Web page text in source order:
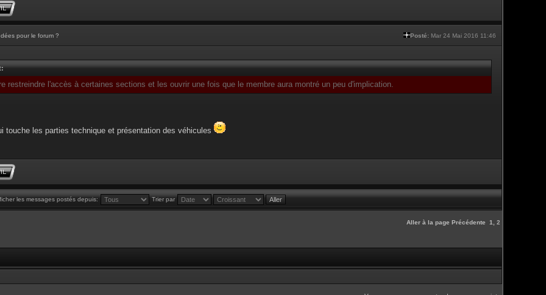
pour le forum ? Posté: Mar 24 Mai 2016 11:46
restreindre l'accès à certaines sections et les ouvrir une fois que le membre aura montré un peu d'implication.
touche les parties technique et présentation des véhicules
les messages postés depuis: Trier par
Aller à la page Précédente 1 2